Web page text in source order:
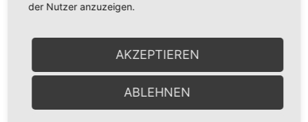
zu1000m³/hleistender Motor im Inneren der
Je nach Bedarf kann diese Dunstabzugshaube im
Abluft- oder Umluftbetrieb genutzt werden. Durch
optional erhältliche Kohlefilter ist der Betrieb
der Nutzer anzuzeigen.
AKZEPTIEREN
ABLEHNEN